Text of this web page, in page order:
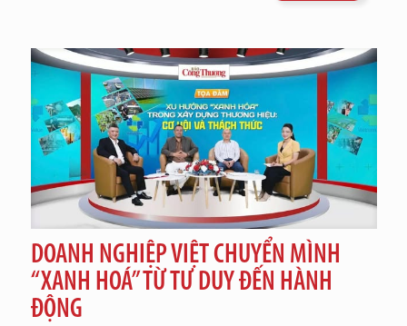
DOANH NGHIỆP VIỆT CHUYỂN MÌNH
“XANH HOÁ” TỪ TƯ DUY ĐẾN HÀNH
ĐỘNG